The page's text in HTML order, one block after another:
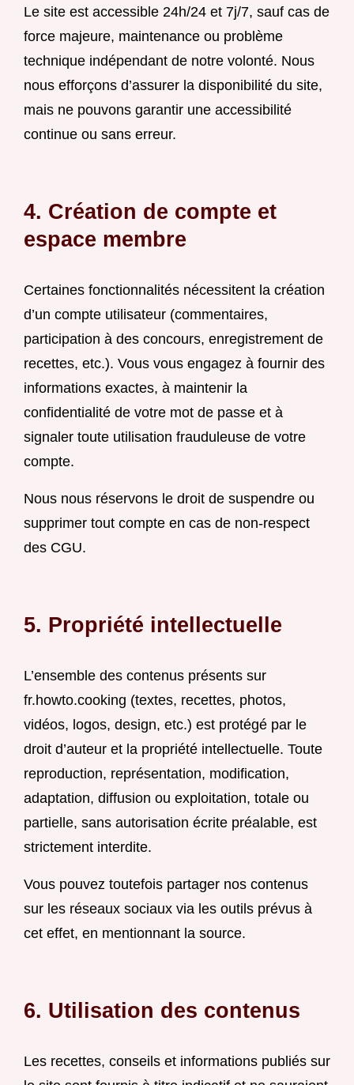
Le site est accessible 24h/24 et 7j/7, sauf cas de
force majeure, maintenance ou problème
technique indépendant de notre volonté. Nous
nous efforçons d’assurer la disponibilité du site,
mais ne pouvons garantir une accessibilité
continue ou sans erreur.
4. Création de compte et
espace membre
Certaines fonctionnalités nécessitent la création
d’un compte utilisateur (commentaires,
participation à des concours, enregistrement de
recettes, etc.). Vous vous engagez à fournir des
informations exactes, à maintenir la
confidentialité de votre mot de passe et à
signaler toute utilisation frauduleuse de votre
compte.
Nous nous réservons le droit de suspendre ou
supprimer tout compte en cas de non-respect
des CGU.
5. Propriété intellectuelle
L’ensemble des contenus présents sur
fr.howto.cooking (textes, recettes, photos,
vidéos, logos, design, etc.) est protégé par le
droit d’auteur et la propriété intellectuelle. Toute
reproduction, représentation, modification,
adaptation, diffusion ou exploitation, totale ou
partielle, sans autorisation écrite préalable, est
strictement interdite.
Vous pouvez toutefois partager nos contenus
sur les réseaux sociaux via les outils prévus à
cet effet, en mentionnant la source.
6. Utilisation des contenus
Les recettes, conseils et informations publiés sur